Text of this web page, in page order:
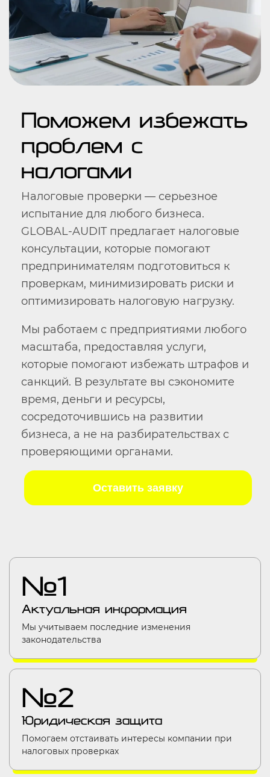
Поможем избежать
проблем с
налогами
Налоговые проверки — серьезное
испытание для любого бизнеса.
GLOBAL-AUDIT предлагает налоговые
консультации, которые помогают
предпринимателям подготовиться к
проверкам, минимизировать риски и
оптимизировать налоговую нагрузку.
Мы работаем с предприятиями любого
масштаба, предоставляя услуги,
которые помогают избежать штрафов и
санкций. В результате вы сэкономите
время, деньги и ресурсы,
сосредоточившись на развитии
бизнеса, а не на разбирательствах с
проверяющими органами.
Оставить заявку
№1
Актуальная информация
Мы учитываем последние изменения
законодательства
№2
Юридическая защита
Помогаем отстаивать интересы компании при
налоговых проверках